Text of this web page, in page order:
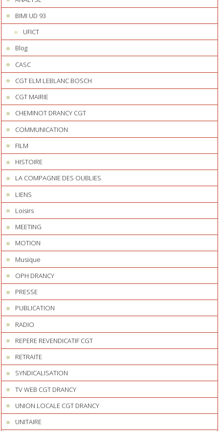
BIMI UD 93
UFICT
Blog
CASC
CGT ELM LEBLANC BOSCH
CGT MAIRIE
CHEMINOT DRANCY CGT
COMMUNICATION
FILM
HISTOIRE
LA COMPAGNIE DES OUBLIES
LIENS
Loisirs
MEETING
MOTION
Musique
OPH DRANCY
PRESSE
PUBLICATION
RADIO
REPERE REVENDICATIF CGT
RETRAITE
SYNDICALISATION
TV WEB CGT DRANCY
UNION LOCALE CGT DRANCY
UNITAIRE